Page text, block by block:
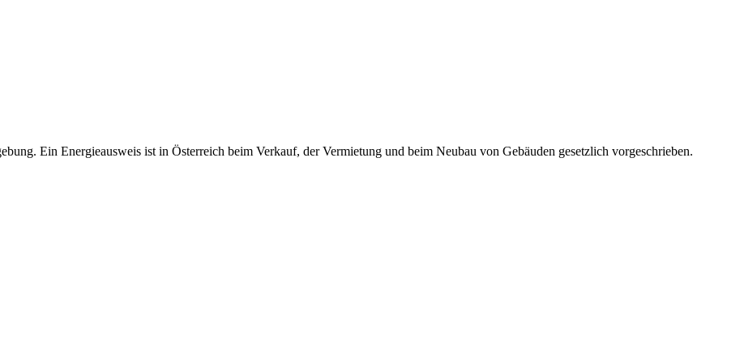
Ein Energieausweis ist in Österreich beim Verkauf, der Vermietung und beim Neubau von Gebäuden gesetzlich vorgeschrieben.